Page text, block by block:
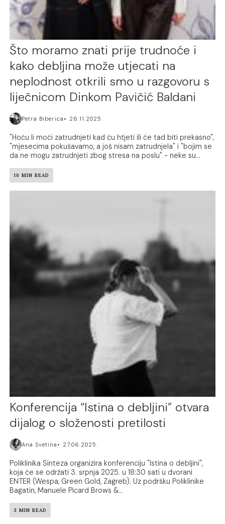
Što moramo znati prije trudnoće i
kako debljina može utjecati na
neplodnost otkrili smo u razgovoru s
liječnicom Dinkom Pavičić Baldani
Petra Biberica 26.11.2025.
"Hoću li moći zatrudnjeti kad ću htjeti ili će tad biti prekasno",
"mjesecima pokušavamo, a još nisam zatrudnjela" i "bojim se
da ne mogu zatrudnjeti zbog stresa na poslu" - neke su...
16 MIN READ
Konferencija “Istina o debljini” otvara
dijalog o složenosti pretilosti
Ana Svetina 27.06.2025.
Poliklinika Sinteza organizira konferenciju "Istina o debljini",
koja će se održati 3. srpnja 2025. u 18:30 sati u dvorani
ENTER (Wespa, Green Gold, Zagreb). Uz podršku Poliklinike
Bagatin, Manuele Picard Brows &...
3 MIN READ